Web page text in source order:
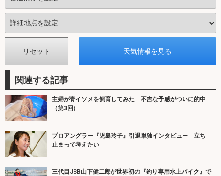
関連する記事
主婦が青イソメを飼育してみた 不吉な予感がついに的中
（第3回）
プロアングラー『児島玲子』引退単独インタビュー 立ち
止まって考えたい
三代目JSB山下健二郎が世界初の『釣り専用水上バイク』で